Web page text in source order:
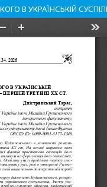
В УКРАЇНСЬКІЙ